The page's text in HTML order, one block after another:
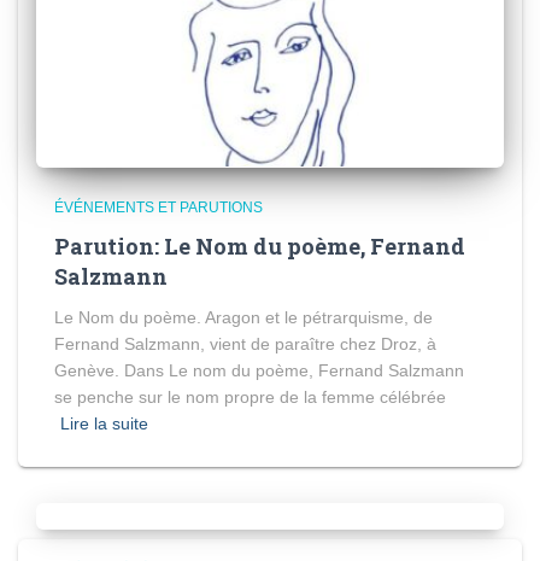
ÉVÉNEMENTS ET PARUTIONS
Parution: Le Nom du poème, Fernand
Salzmann
Le Nom du poème. Aragon et le pétrarquisme, de
Fernand Salzmann, vient de paraître chez Droz, à
Genève. Dans Le nom du poème, Fernand Salzmann
se penche sur le nom propre de la femme célébrée
Lire la suite